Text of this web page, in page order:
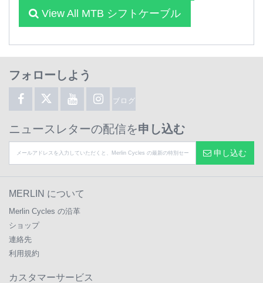
View All MTB シフトケーブル
フォローしよう
ブログ
ニュースレターの配信を申し込む
申し込む
MERLIN について
Merlin Cycles の沿革
ショップ
連絡先
利用規約
カスタマーサービス